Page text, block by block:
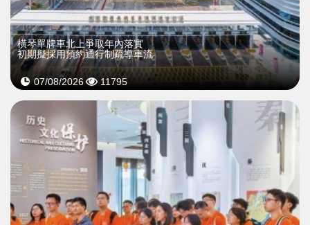
橫琴單牌車北上爭取年內落實
初期擬採用預約通行制疏導車流
07/08/2026 11795